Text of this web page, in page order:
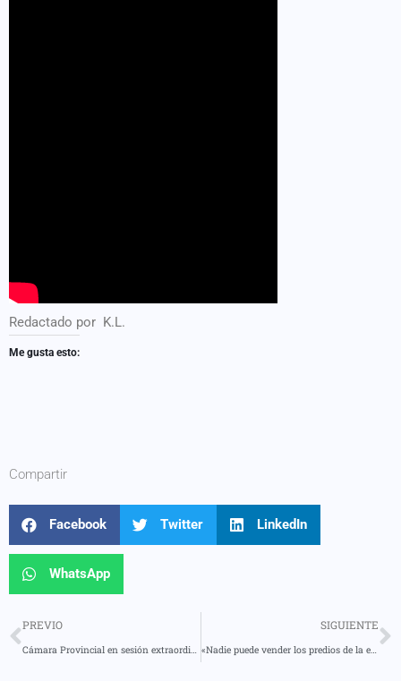
Redactado por K.L.
Me gusta esto:
Compartir
Facebook Twitter LinkedIn
WhatsApp
PREVIO SIGUIENTE
«Nadie puede vender los predios de la ex hacienda Te Zulay»